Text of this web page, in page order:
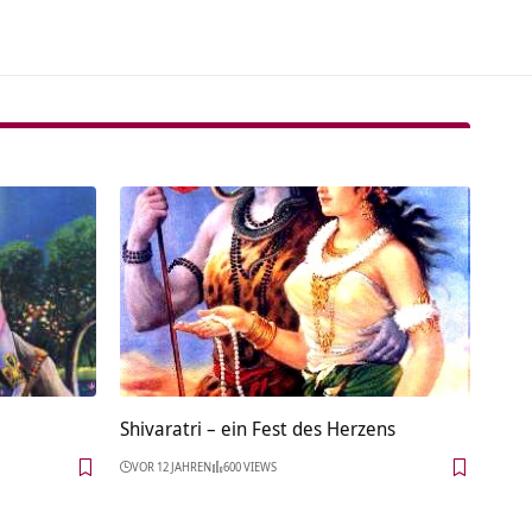
Shivaratri – ein Fest des Herzens
VOR 12 JAHREN 600 VIEWS